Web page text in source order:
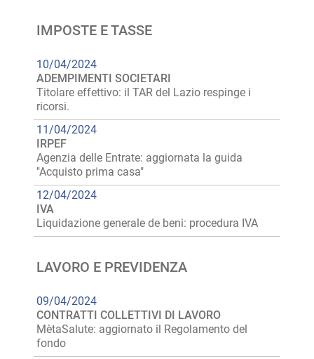
IMPOSTE E TASSE
10/04/2024
ADEMPIMENTI SOCIETARI
Titolare effettivo: il TAR del Lazio respinge i
ricorsi.
11/04/2024
IRPEF
Agenzia delle Entrate: aggiornata la guida
"Acquisto prima casa"
12/04/2024
IVA
Liquidazione generale de beni: procedura IVA
LAVORO E PREVIDENZA
09/04/2024
CONTRATTI COLLETTIVI DI LAVORO
MètaSalute: aggiornato il Regolamento del
fondo